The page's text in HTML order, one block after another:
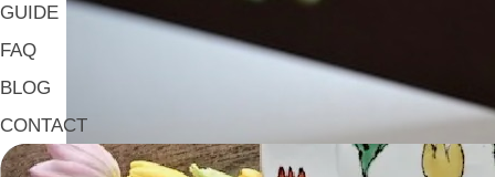
GUIDE
FAQ
BLOG
CONTACT